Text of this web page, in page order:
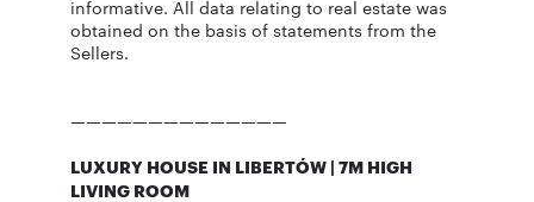
informative. All data relating to real estate was
obtained on the basis of statements from the
Sellers.
——————————————
LUXURY HOUSE IN LIBERTÓW | 7M HIGH
LIVING ROOM